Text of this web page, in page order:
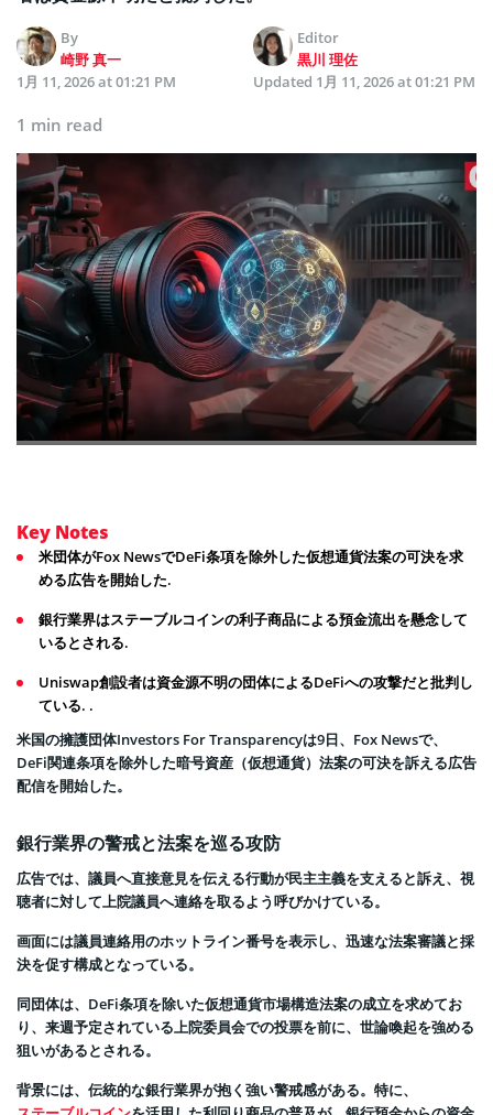
By
崎野 真一
Editor
黒川 理佐
1月 11, 2026 at 01:21 PM
Updated 1月 11, 2026 at 01:21 PM
1 min read
Key Notes
米団体がFox NewsでDeFi条項を除外した仮想通貨法案の可決を求
める広告を開始した.
銀行業界はステーブルコインの利子商品による預金流出を懸念して
いるとされる.
Uniswap創設者は資金源不明の団体によるDeFiへの攻撃だと批判し
ている. .
米国の擁護団体Investors For Transparencyは9日、Fox Newsで、
DeFi関連条項を除外した暗号資産（仮想通貨）法案の可決を訴える広告
配信を開始した。
銀行業界の警戒と法案を巡る攻防
広告では、議員へ直接意見を伝える行動が民主主義を支えると訴え、視
聴者に対して上院議員へ連絡を取るよう呼びかけている。
画面には議員連絡用のホットライン番号を表示し、迅速な法案審議と採
決を促す構成となっている。
同団体は、DeFi条項を除いた仮想通貨市場構造法案の成立を求めてお
り、来週予定されている上院委員会での投票を前に、世論喚起を強める
狙いがあるとされる。
背景には、伝統的な銀行業界が抱く強い警戒感がある。特に、